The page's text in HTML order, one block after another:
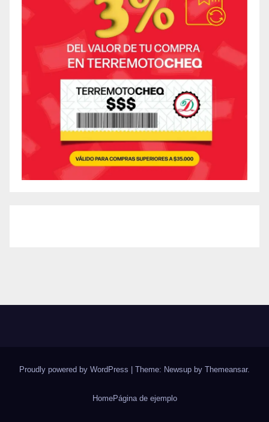
Proudly powered by WordPress Theme: Newsup by Themeansar.
HomePágina de ejemplo